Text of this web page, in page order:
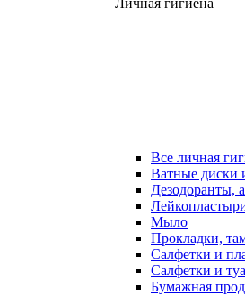
Личная гигиена
Все личная
Ватные диски
Дезодоранты,
Мыло
Прокладки,
Салфетки и
Салфетки и
Бумажная